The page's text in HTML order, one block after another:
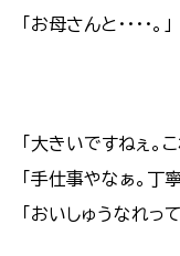
「お母さんと・・・・。」
「大きいですねぇ。
「手仕事やなぁ。丁
「おいしゅうなれっ